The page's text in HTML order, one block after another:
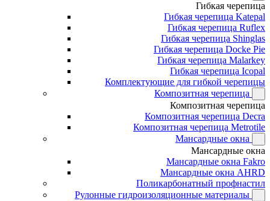
Гибкая черепица
Гибкая черепица Katepal
Гибкая черепица Ruflex
Гибкая черепица Shinglas
Гибкая черепица Docke Pie
Гибкая черепица Malarkey
Гибкая черепица Icopal
Комплектующие для гибкой черепицы
Композитная черепица
Композитная черепица
Композитная черепица Decra
Композитная черепица Metrotile
Мансардные окна
Мансардные окна
Мансардные окна Fakro
Мансардные окна AHRD
Поликарбонатный профнастил
Рулонные гидроизоляционные материалы